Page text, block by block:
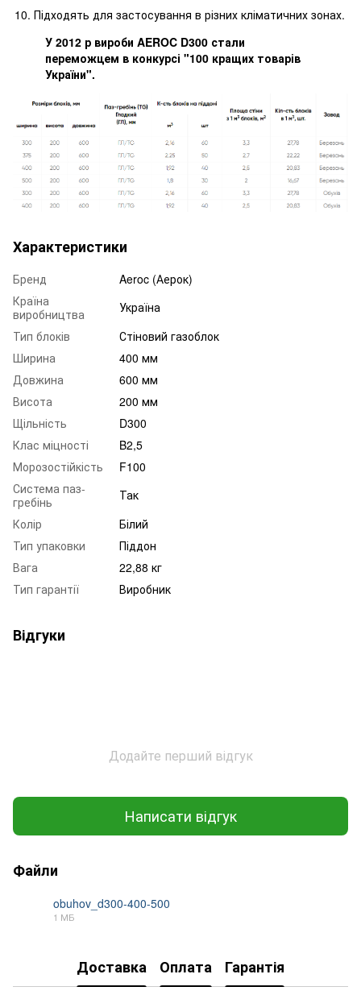
Підходять для застосування в різних кліматичних зонах.
У 2012 р вироби AEROC D300 стали
переможцем в конкурсі "100 кращих товарів
України".
Характеристики
Бренд
Aeroc (Аерок)
Країна
виробництва
Україна
Тип блоків
Стіновий газоблок
Ширина
400 мм
Довжина
600 мм
Висота
200 мм
Щільність
D300
Клас міцності
B2,5
Морозостійкість
F100
Система паз-
гребінь
Так
Колір
Білий
Тип упаковки
Піддон
Вага
22,88 кг
Тип гарантії
Виробник
Відгуки
Додайте перший відгук
Написати відгук
Файли
obuhov_d300-400-500
1 МБ
Доставка Оплата Гарантія